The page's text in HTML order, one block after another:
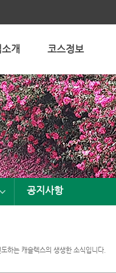
개 코스정보
공지사항
하는 캐슬렉스의 생생한 소식입니다.